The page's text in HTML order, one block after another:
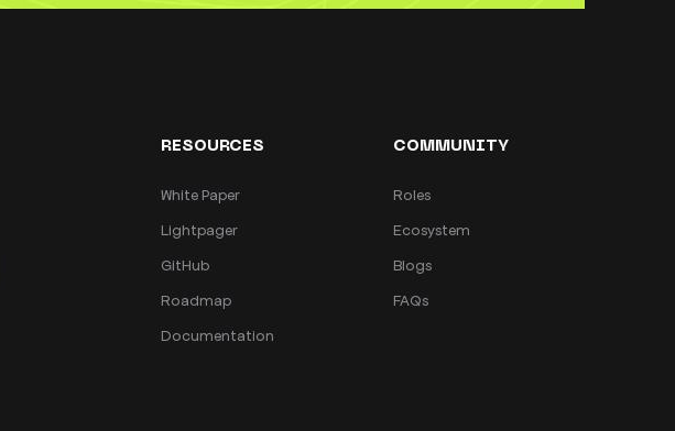
RESOURCES
White Paper
Lightpager
GitHub
Roadmap
Documentation
COMMUNITY
Roles
Ecosystem
Blogs
FAQs